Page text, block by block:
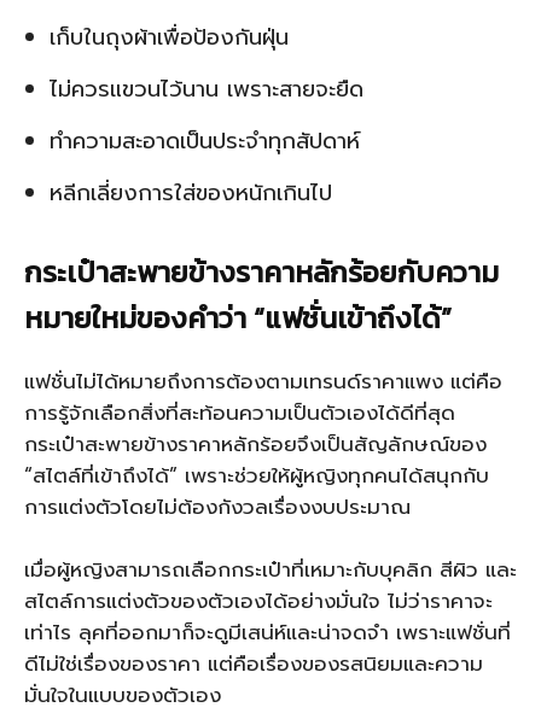
เก็บในถุงผ้าเพื่อป้องกันฝุ่น
ไม่ควรแขวนไว้นาน เพราะสายจะยืด
ทำความสะอาดเป็นประจำทุกสัปดาห์
หลีกเลี่ยงการใส่ของหนักเกินไป
กระเป๋าสะพายข้างราคาหลักร้อยกับความ
หมายใหม่ของคำว่า “แฟชั่นเข้าถึงได้”
แฟชั่นไม่ได้หมายถึงการต้องตามเทรนด์ราคาแพง แต่คือ
การรู้จักเลือกสิ่งที่สะท้อนความเป็นตัวเองได้ดีที่สุด
กระเป๋าสะพายข้างราคาหลักร้อยจึงเป็นสัญลักษณ์ของ
“สไตล์ที่เข้าถึงได้” เพราะช่วยให้ผู้หญิงทุกคนได้สนุกกับ
การแต่งตัวโดยไม่ต้องกังวลเรื่องงบประมาณ
เมื่อผู้หญิงสามารถเลือกกระเป๋าที่เหมาะกับบุคลิก สีผิว และ
สไตล์การแต่งตัวของตัวเองได้อย่างมั่นใจ ไม่ว่าราคาจะ
เท่าไร ลุคที่ออกมาก็จะดูมีเสน่ห์และน่าจดจำ เพราะแฟชั่นที่
ดีไม่ใช่เรื่องของราคา แต่คือเรื่องของรสนิยมและความ
มั่นใจในแบบของตัวเอง